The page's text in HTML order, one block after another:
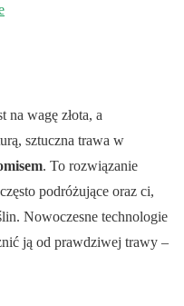
na wagę złota, a
sztuczna trawa w
. To rozwiązanie
podróżujące oraz ci,
Nowoczesne technologie
ją od prawdziwej trawy –